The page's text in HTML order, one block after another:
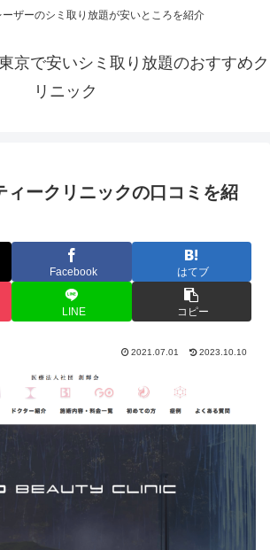
ザーのシミ取り放題が安いところを紹介
京で安いシミ取り放題のおすすめク
リニック
ィークリニックの口コミを紹
Facebook はてブ
LINE コピー
2021.07.01 2023.10.10